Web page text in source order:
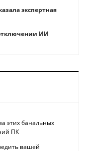
экспертная
ИИ
этих банальных
ПК
вашей